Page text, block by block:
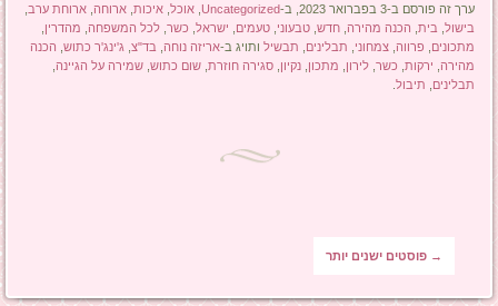
ערך זה פורסם ב-3 בפברואר 2023, ב- Uncategorized
,אוכל ,איכות ,ארוחה ,ארוחת ערב
בישול בית הכנה מהירה ,חדש ,טבעוני ,טעמים ישראל כשר ,לכל המשפחה מהדרין
מתכונים
פרווה ,צמחוני תבלינים תבשיל ותויג ב-אריזה נוחה בד"צ ג'ינג'ר כתוש הכנה
מהירה ירקות כשר ,לירון מתכון ,נקיון ,סגירה חוזרת ,שום כתוש ,שמירה על הגיינה
תבלינים
תיבול
ניווט בפוסטים
→ פוסטים ישנים יותר